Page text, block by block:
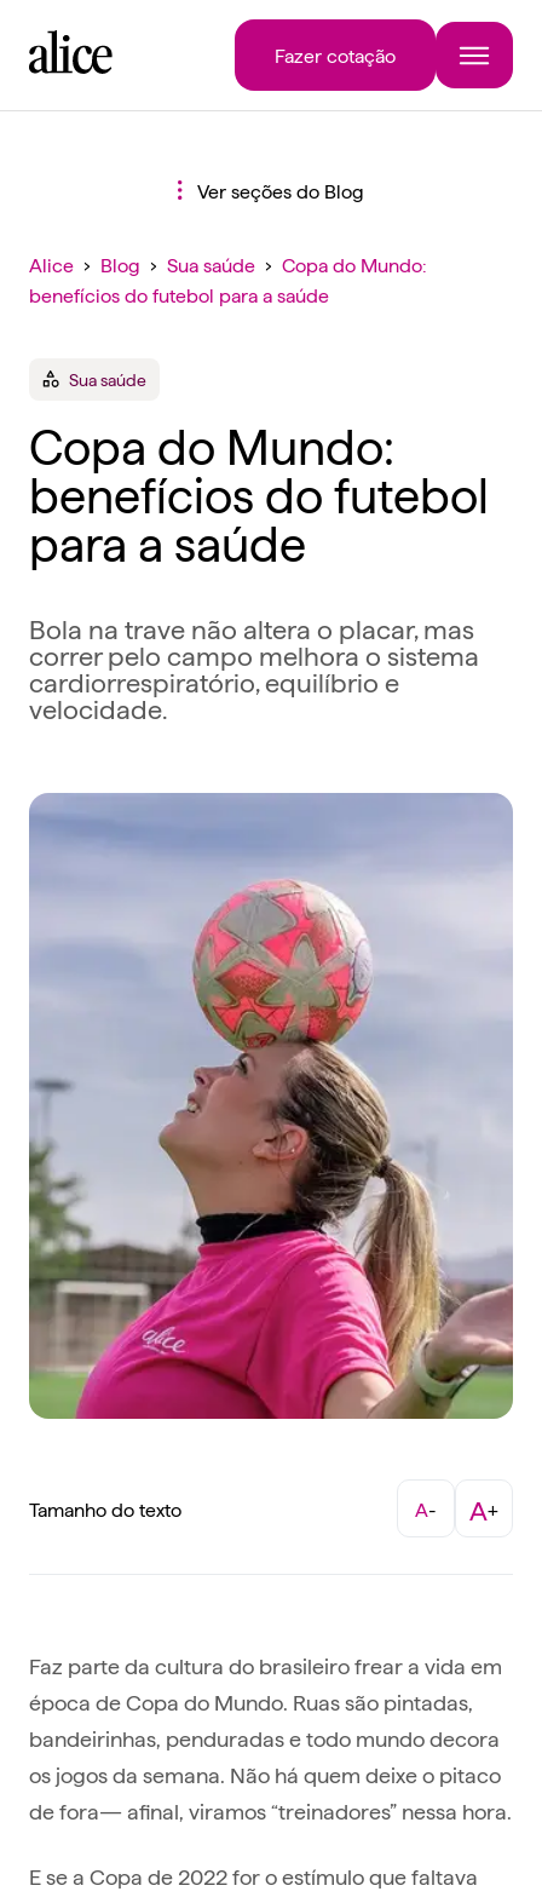
Fazer cotação
Ver seções do Blog
Alice › Blog › Sua saúde › Copa do Mundo:
benefícios do futebol para a saúde
Sua saúde
Copa do Mundo:
benefícios do futebol
para a saúde
Bola na trave não altera o placar, mas
correr pelo campo melhora o sistema
cardiorrespiratório, equilíbrio e
velocidade.
Tamanho do texto A- A+
Faz parte da cultura do brasileiro frear a vida em
época de Copa do Mundo. Ruas são pintadas,
bandeirinhas, penduradas e todo mundo decora
os jogos da semana. Não há quem deixe o pitaco
de fora— afinal, viramos “treinadores” nessa hora.
E se a Copa de 2022 for o estímulo que faltava